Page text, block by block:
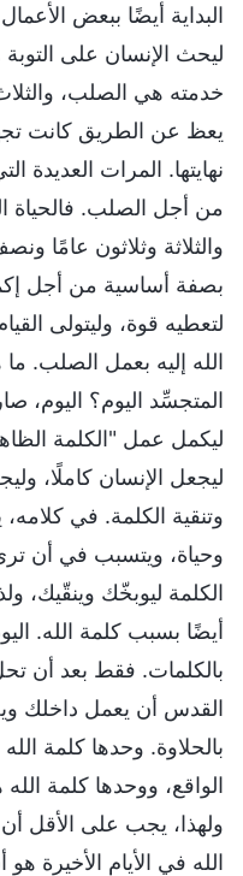
البداية أيضًا ببعض
ليحث الإنسان على
خدمته هي الصلب،
يعظ عن الطريق كانت
نهايتها. المرات العديدة
من أجل الصلب. فالحياة
والثلاثة وثلاثون عامًا
بصفة أساسية من أجل
لتعطيه قوة، وليتولى
الله إليه بعمل الصلب.
المتجسِّد اليوم؟ اليوم،
ليكمل عمل "الكلمة
ليجعل الإنسان كاملًا،
وتنقية الكلمة. في
وحياة، ويتسبب في أن
الكلمة ليوبخّك وينقّيك،
أيضًا بسبب كلمة الله.
بالكلمات. فقط بعد أن
القدس أن يعمل داخلك
بالحلاوة. وحدها كلمة
الواقع، ووحدها كلمة
ولهذا، يجب على الأقل
الله في الأيام الأخيرة